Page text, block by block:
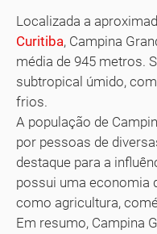
Localizada a
Curitiba, Campina
média de 945 metros.
subtropical úmido,
frios.
A população de
por pessoas de
destaque para a
possui uma economia
como agricultura,
Em resumo, Campina